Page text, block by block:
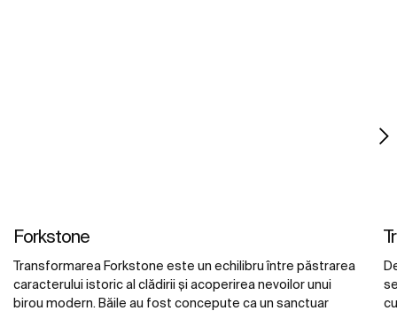
Forkstone
Transformarea Forkstone este un echilibru între păstrarea
caracterului istoric al clădirii și acoperirea nevoilor unui
birou modern. Băile au fost concepute ca un sanctuar